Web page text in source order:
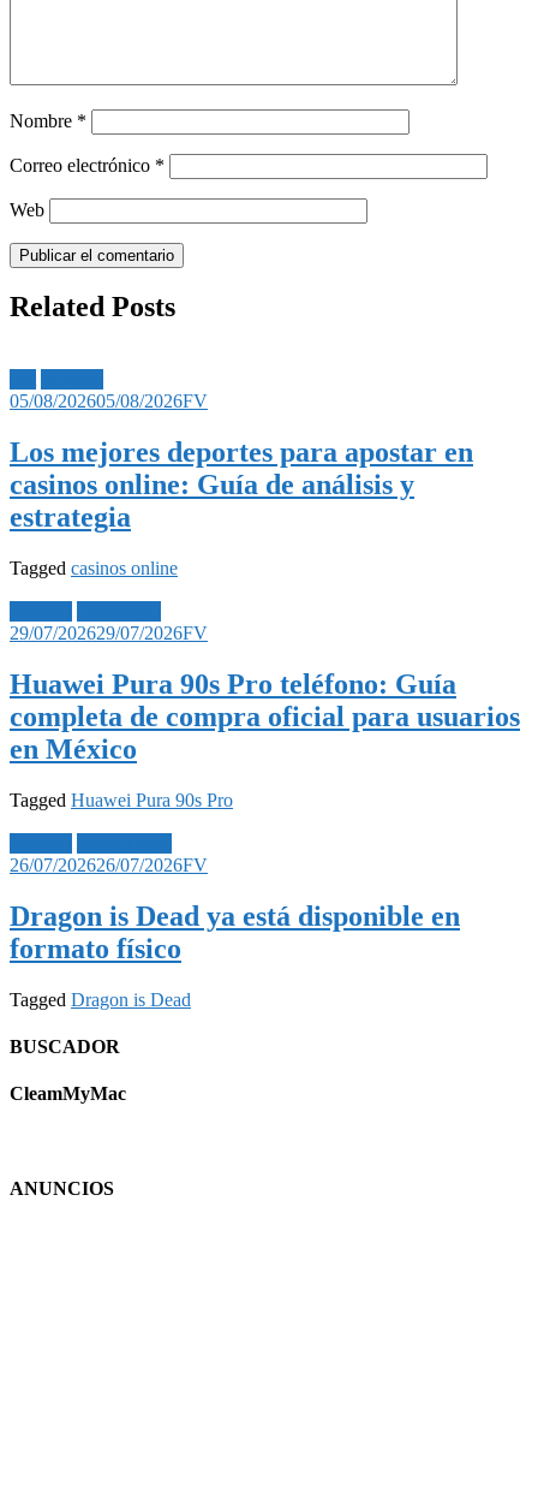
Nombre *
Correo electrónico *
Web
Related Posts
05/08/202605/08/2026FV
Los mejores deportes para apostar en
casinos online: Guía de análisis y
estrategia
Tagged casinos online
29/07/202629/07/2026FV
Huawei Pura 90s Pro teléfono: Guía
completa de compra oficial para usuarios
en México
Tagged Huawei Pura 90s Pro
26/07/202626/07/2026FV
Dragon is Dead ya está disponible en
formato físico
Tagged Dragon is Dead
BUSCADOR
CleamMyMac
ANUNCIOS